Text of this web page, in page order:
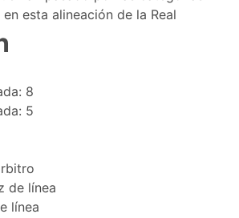
esta alineación de la Real
8
5
de línea
línea